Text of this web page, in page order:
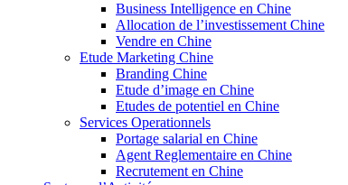
Business Intelligence en Chine
Allocation de l’investissement Chine
Vendre en Chine
Etude Marketing Chine
Branding Chine
Etude d’image en Chine
Etudes de potentiel en Chine
Services Operationnels
Portage salarial en Chine
Agent Reglementaire en Chine
Recrutement en Chine